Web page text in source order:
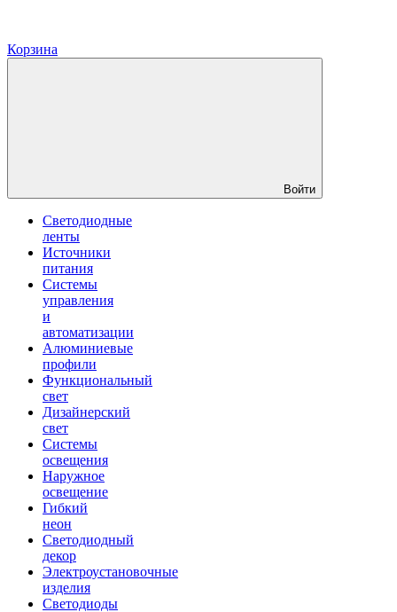
Корзина
Войти
Светодиодные
ленты
Источники
питания
Системы
управления
и
автоматизации
Алюминиевые
профили
Функциональный
свет
Дизайнерский
свет
Системы
освещения
Наружное
освещение
Гибкий
неон
Светодиодный
декор
Электроустановочные
изделия
Светодиоды